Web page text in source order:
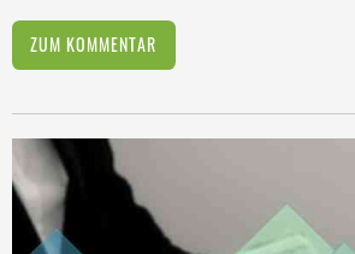
ZUM KOMMENTAR